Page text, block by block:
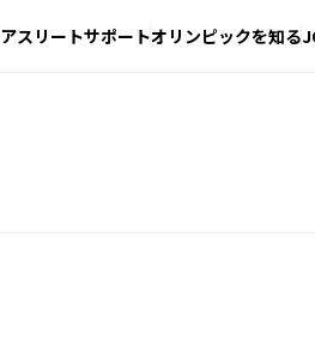
アスリートサポートオリンピックを知る